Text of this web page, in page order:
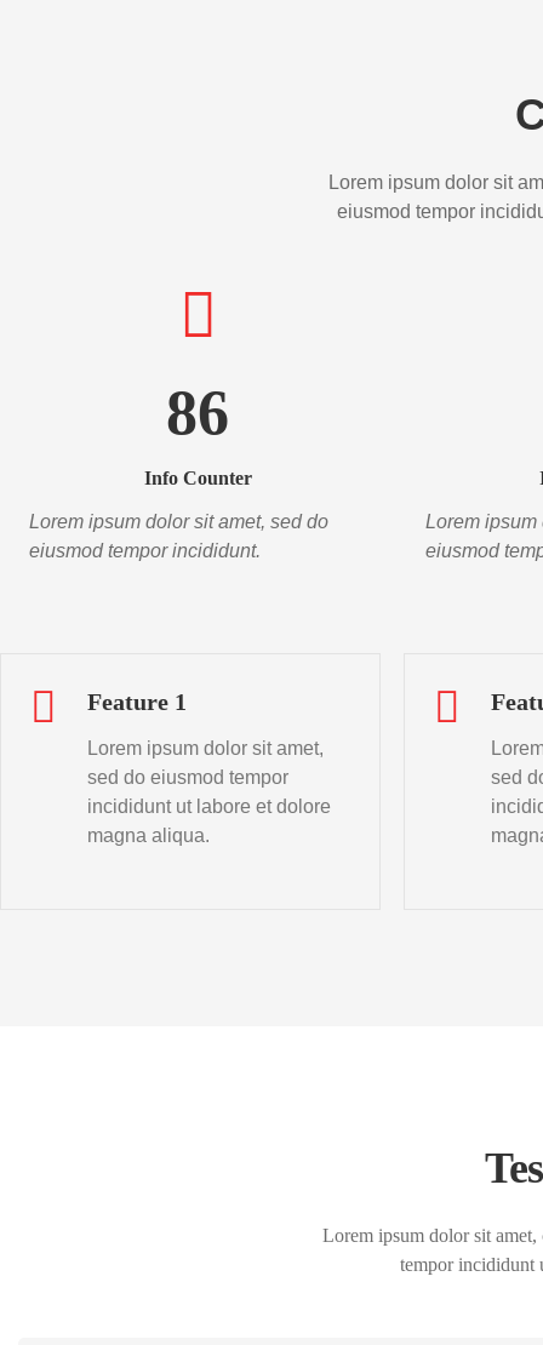
Lorem ipsum dolor sit
eiusmod tempor
86
Info Counter
Lorem ipsum dolor sit amet, sed do
eiusmod tempor incididunt.
Lorem ipsum
eiusmod
Feature 1
Lorem ipsum dolor sit amet,
sed do eiusmod tempor
incididunt ut labore et dolore
magna aliqua.
sed
Lorem ipsum dolor sit amet,
tempor incididunt